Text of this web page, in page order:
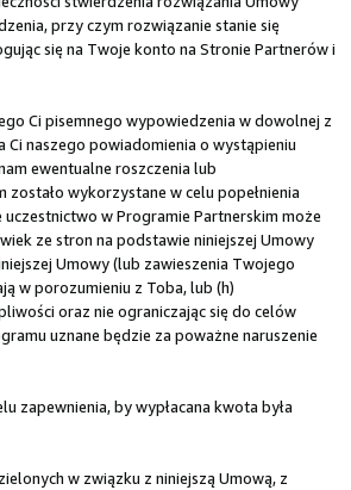
przy czym rozwiązanie stanie się
się na Twoje konto na Stronie Partnerów i
Ci pisemnego wypowiedzenia w dowolnej z
Ci naszego powiadomienia o wystąpieniu
ewentualne roszczenia lub
wykorzystane w celu popełnienia
w Programie Partnerskim może
ze stron na podstawie niniejszej Umowy
Umowy (lub zawieszenia Twojego
w porozumieniu z Toba, lub (h)
oraz nie ograniczając się do celów
uznane będzie za poważne naruszenie
zapewnienia, by wypłacana kwota była
w związku z niniejszą Umową, z